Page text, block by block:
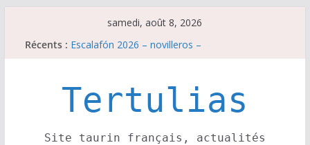
samedi, août 8, 2026
Récents : Escalafón 2026 – novilleros –
Les brèves du vendredi 7 août
Escalafón 2026 – matadors de toros-
Tertulias
Site taurin français, actualités